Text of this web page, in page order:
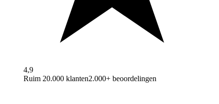
4,9
Ruim 20.000 klanten2.000+ beoordelingen